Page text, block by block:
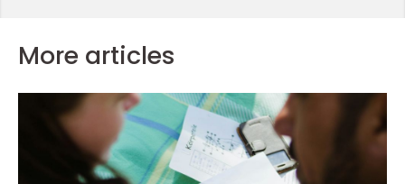
More articles